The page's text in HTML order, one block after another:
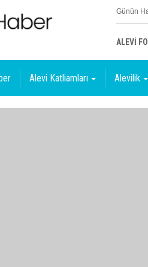
Günün
ALEVİ
Alevi Katliamları Alevilik